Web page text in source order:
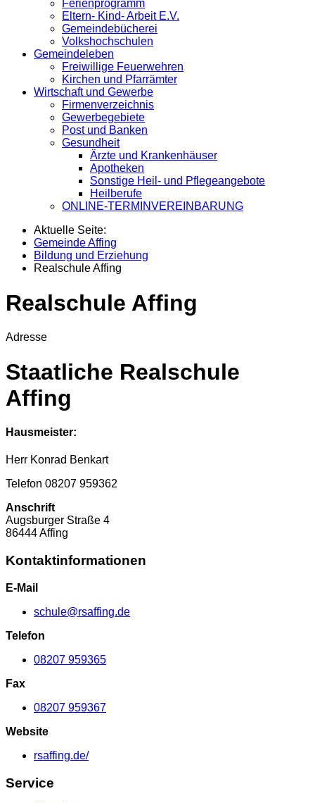
Ferienprogramm
Eltern- Kind- Arbeit E.V.
Gemeindebücherei
Volkshochschulen
Gemeindeleben
Freiwillige Feuerwehren
Kirchen und Pfarrämter
Wirtschaft und Gewerbe
Firmenverzeichnis
Gewerbegebiete
Post und Banken
Gesundheit
Ärzte und Krankenhäuser
Apotheken
Sonstige Heil- und Pflegeangebote
Heilberufe
ONLINE-TERMINVEREINBARUNG
Aktuelle Seite:
Gemeinde Affing
Bildung und Erziehung
Realschule Affing
Realschule Affing
Adresse
Staatliche Realschule
Affing
Hausmeister:
Herr Konrad Benkart
Telefon 08207 959362
Anschrift
Augsburger Straße 4
86444Affing
Kontaktinformationen
E-Mail
schule@rsaffing.de
Telefon
08207 959365
Fax
08207 959367
Website
rsaffing.de/
Service